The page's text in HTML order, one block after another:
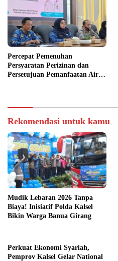
Percepat Pemenuhan
Persyaratan Perizinan dan
Persetujuan Pemanfaatan Air
Rekomendasi untuk kamu
Mudik Lebaran 2026 Tanpa
Biaya! Inisiatif Polda Kalsel
Bikin Warga Banua Girang
Perkuat Ekonomi Syariah,
Pemprov Kalsel Gelar National